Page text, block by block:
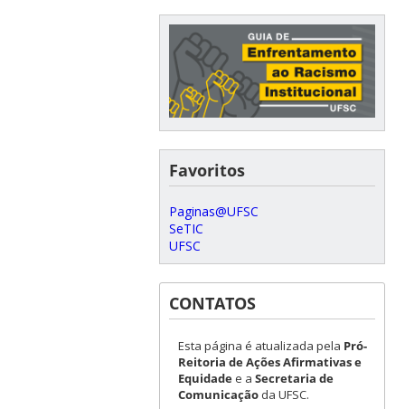
Favoritos
Paginas@UFSC
SeTIC
UFSC
CONTATOS
Esta página é atualizada pela Pró-
Reitoria de Ações Afirmativas e
Equidadee a Secretaria de
Comunicaçãoda UFSC.